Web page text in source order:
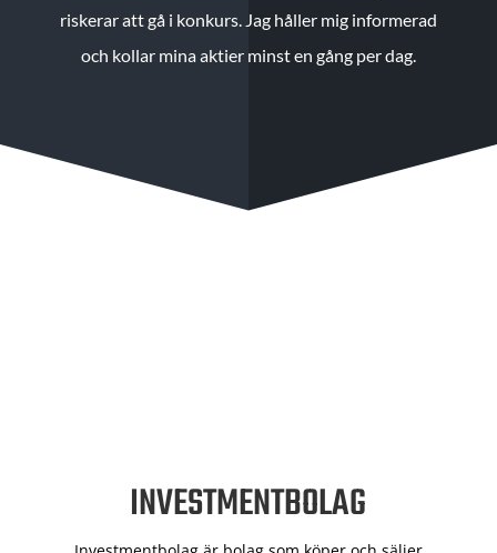
riskerar att gå i konkurs. Jag håller mig informerad
och kollar mina aktier minst en gång per dag.
INVESTMENTBOLAG